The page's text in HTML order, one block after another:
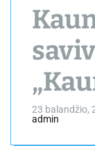
23 balandžio,
admin